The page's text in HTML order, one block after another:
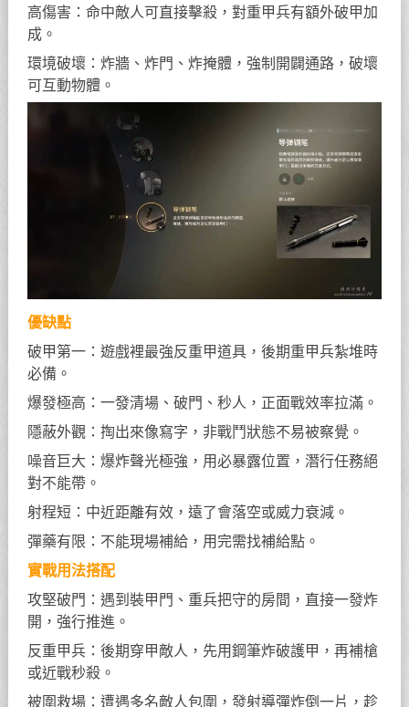
高傷害：命中敵人可直接擊殺，對重甲兵有額外破甲加
成。
環境破壞：炸牆、炸門、炸掩體，強制開闢通路，破壞
可互動物體。
優缺點
破甲第一：遊戲裡最強反重甲道具，後期重甲兵紮堆時
必備。
爆發極高：一發清場、破門、秒人，正面戰效率拉滿。
隱蔽外觀：掏出來像寫字，非戰鬥狀態不易被察覺。
噪音巨大：爆炸聲光極強，用必暴露位置，潛行任務絕
對不能帶。
射程短：中近距離有效，遠了會落空或威力衰減。
彈藥有限：不能現場補給，用完需找補給點。
實戰用法搭配
攻堅破門：遇到裝甲門、重兵把守的房間，直接一發炸
開，強行推進。
反重甲兵：後期穿甲敵人，先用鋼筆炸破護甲，再補槍
或近戰秒殺。
被圍救場：遭遇多名敵人包圍，發射導彈炸倒一片，趁